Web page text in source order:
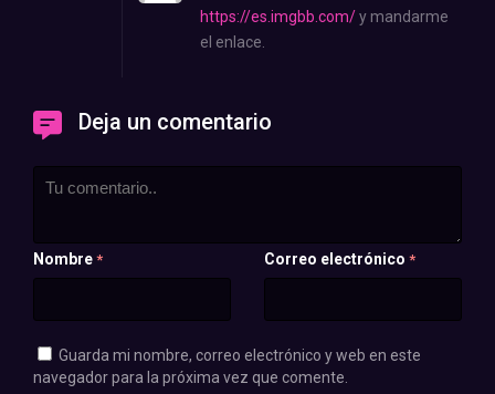
https://es.imgbb.com/y mandarme
el enlace.
Deja un comentario
Nombre * Correo electrónico *
Guarda mi nombre, correo electrónico y web en este
navegador para la próxima vez que comente.